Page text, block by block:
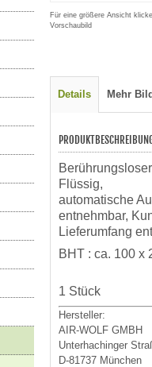
Für eine größere Ansicht
Vorschaubild
Details Mehr
Flüssig,
automatische
entnehmbar,
Lieferumfang
BHT : ca. 100 x
1 Stück
Hersteller:
AIR-WOLF GMBH
Unterhachinger
D-81737 München